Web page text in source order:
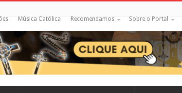
Música Católica Recomendamos Sobre o Portal